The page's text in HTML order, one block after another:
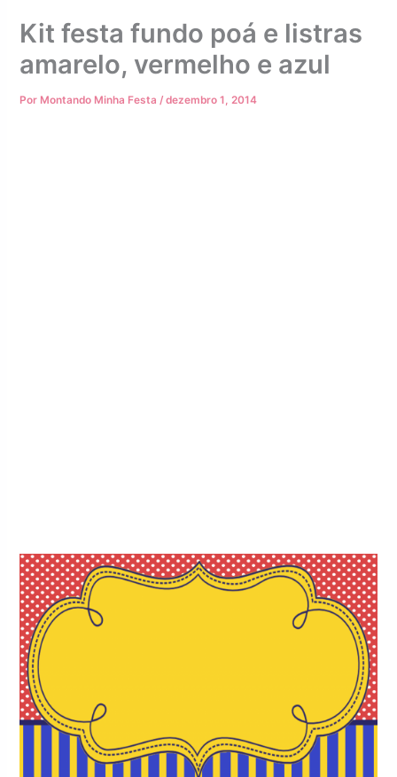
Kit festa fundo poá e listras
amarelo, vermelho e azul
Por Montando Minha Festa/dezembro 1, 2014